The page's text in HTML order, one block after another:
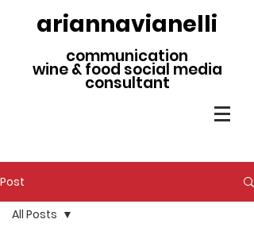
ariannavianelli
communication
wine & food social media
consultant
Post
All Posts